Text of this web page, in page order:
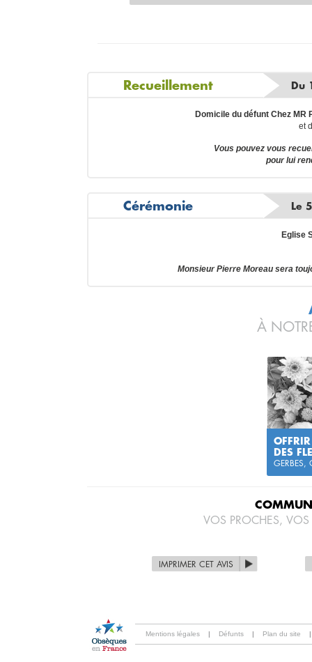
Recueillement Du
Domicile du défunt Chez MR
et
Vous pouvez vous
pour lui
Cérémonie Le
Eglise
Monsieur Pierre Moreau sera
À
OFFRIR
DES
GERBES,
VOS PROCHES,
IMPRIMER CET AVIS
Mentions légales | Défunts | Plan du site |